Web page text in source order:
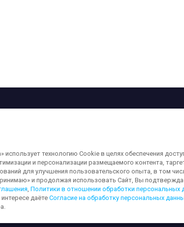
защищены в соответствии с российским и международным
аудио-, фото- и видеоматериалов, размещенных на сайте,
. Адрес для направления юридически значимых
Обработка персональных данныхСогласие на обработку
технологию Cookie в целях обеспечения
и персонализации размещаемого контента,
для улучшения пользовательского опыта, в том
и продолжая использовать Сайт, Вы
, Политики в отношении обработки персональных
даёте Согласие на обработку персональных